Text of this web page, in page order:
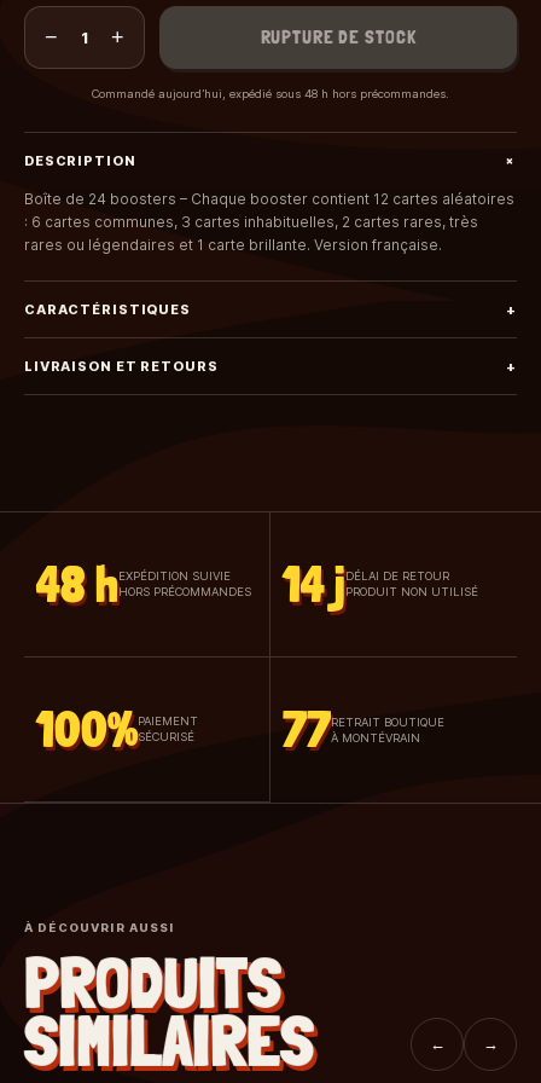
− 1 + RUPTURE DE STOCK
Commandé aujourd’hui, expédié sous 48 h hors précommandes.
DESCRIPTION +
Boîte de 24 boosters – Chaque booster contient 12 cartes aléatoires
: 6 cartes communes, 3 cartes inhabituelles, 2 cartes rares, très
rares ou légendaires et 1 carte brillante. Version française.
CARACTÉRISTIQUES +
LIVRAISON ET RETOURS +
48 h EXPÉDITION SUIVIE
HORS PRÉCOMMANDES
14 jDÉLAI DE RETOUR
PRODUIT NON UTILISÉ
100% PAIEMENT
SÉCURISÉ
77RETRAIT BOUTIQUE
À MONTÉVRAIN
À DÉCOUVRIR AUSSI
PRODUITS
SIMILAIRES ← →